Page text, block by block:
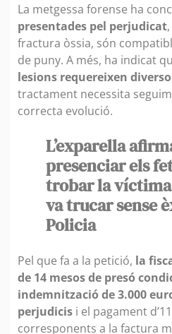
La metgessa forense ha
presentades pel perjudicat
fractura òssia, són
de puny. A més, ha indicat
lesions requereixen
tractament necessita
correcta evolució.
L’exparella
presenciar els
trobar la
va trucar sense
Policia
Pel que fa a la petició, la
de 14 mesos de presó
indemnització de 3.000
perjudicis i el pagament
corresponents a la factura